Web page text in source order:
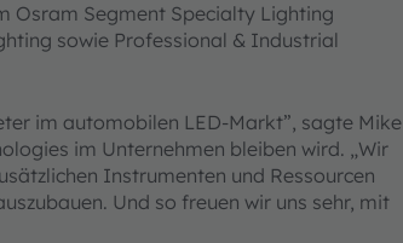
Osram Segment Specialty Lighting
sowie Professional & Industrial
im automobilen LED-Markt”, sagte Mike
im Unternehmen bleiben wird. „Wir
Instrumenten und Ressourcen
Und so freuen wir uns sehr, mit